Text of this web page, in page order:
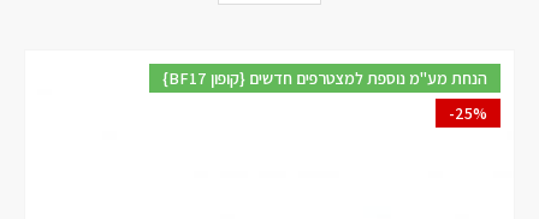
{BF17 קופון} הנחת מע"מ נוספת למצטרפים חדשים
-25%